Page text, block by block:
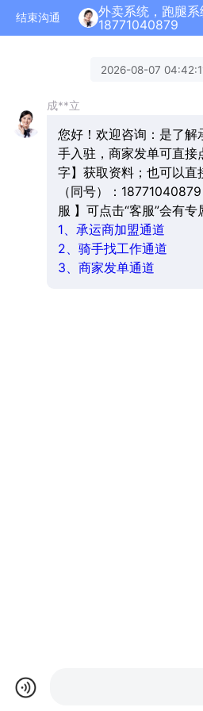
结束沟通
18771040879
2026-08-07
成**立
您好！欢迎咨询：是了解
手入驻，商家发单可直接
字】获取资料；也可以直
（同号）：
服 】可点击“客服”会有
1、承运商加盟通道
2、骑手找工作通道
3、商家发单通道